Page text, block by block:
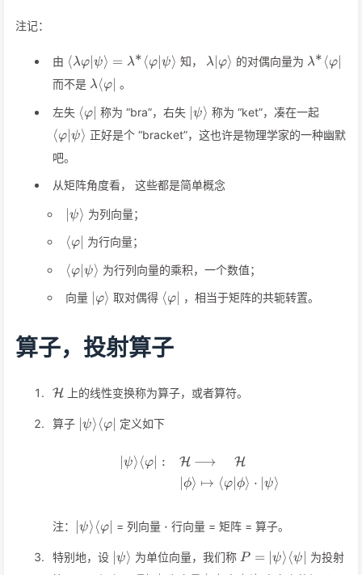
注记：
由 \langle\lambda\varphi\vert\psi\rangle =
\lambda^*\langle\varphi\vert\psi\rangle
⟨λφ ψ⟩ = λ∗ ⟨φ ψ⟩ 知， λ∣ φ⟩ 的对偶向量为 λ∗ ⟨φ∣
而不是 \lambda\langle\varphi\vert
λ⟨φ 。
左失 \langle\varphi\vert
⟨φ∣ 称为 “bra”，右失 \vert\psi\rangle
∣ψ⟩ 称为 “ket”，凑在一起
⟨φ∣ψ⟩ 正好是个 “bracket”，这也许是物理学家的一种幽默
吧。
从矩阵角度看， 这些都是简单概念
\vert\psi\rangle
ψ⟩ 为列向量；
\langle\varphi\vert
⟨φ 为行向量；
\langle\varphi\vert\psi\rangle
⟨φ∣ψ⟩ 为行列向量的乘积，一个数值；
向量 \vert\varphi\rangle
∣φ⟩ 取对偶得 \langle\varphi\vert
⟨φ∣ ，相当于矩阵的共轭转置。
算子，投射算子
\mathcal{H}
H 上的线性变换称为算子，或者算符。
算子 \vert\psi\rangle\langle\varphi\vert
ψ⟩ ⟨φ∣ 定义如下
\begin{align*}
∣ψ⟩ ⟨φ∣ : H ⟶ H
∣ϕ⟩ ↦ ⟨φ∣ϕ⟩ ⋅ ∣ψ⟩
注： \vert\psi\rangle\langle\varphi\vert
∣ψ⟩ ⟨φ∣ = 列向量 \cdot
⋅ 行向量 = 矩阵 = 算子。
特别地，设 \vert\psi\rangle
ψ⟩ 为单位向量，我们称 P = ∣ψ⟩ ⟨ψ
为投射